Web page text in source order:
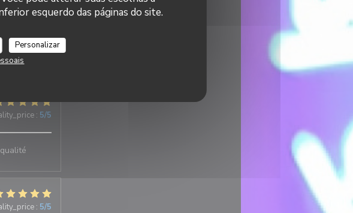
esquerdo das páginas do site.
Personalizar
:5/5
et le service
: 5/5
: 5/5